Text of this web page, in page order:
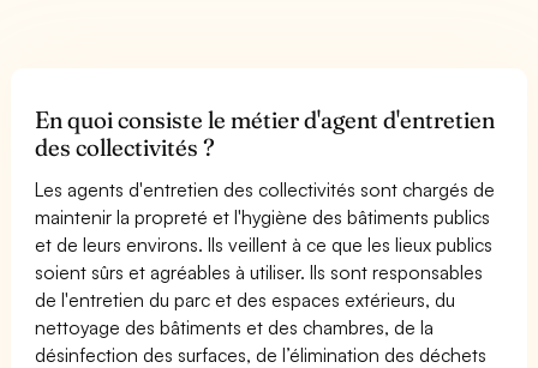
En quoi consiste le métier d'agent d'entretien
des collectivités ?
Les agents d'entretien des collectivités sont chargés de
maintenir la propreté et l'hygiène des bâtiments publics
et de leurs environs. Ils veillent à ce que les lieux publics
soient sûrs et agréables à utiliser. Ils sont responsables
de l'entretien du parc et des espaces extérieurs, du
nettoyage des bâtiments et des chambres, de la
désinfection des surfaces, de l’élimination des déchets